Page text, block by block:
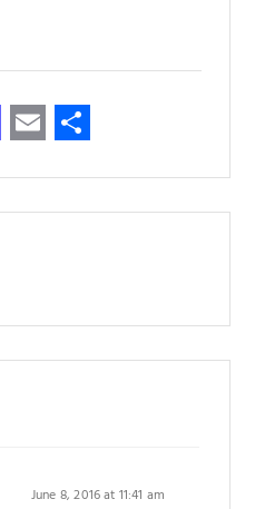
M
as
to
d
E
m
ail ar
e
June 8, 2016 at 11:41 am